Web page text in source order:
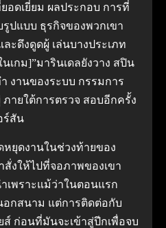
อดเยี่ยม ผลประกอบ การที่
ปแบบ ธุรกิจของพวกเขา
ะดึงดูดผู้ เล่นบางประเภท
เกม]”มารินเดลยังวาง สปิน
งานของระบบ กรรมการ
ายใต้การตรวจ สอบอีกครั้ง
ร์สัน
ยุดงานในช่วงท้ายของ
งให้ไปที่จอภาพของเขา
เพราะแม้ว่าในตอนแรก
อกสนาม แต่การติดต่อกับ
ก่อนที่มันจะเข้าสู่ปีกเพื่อจบ